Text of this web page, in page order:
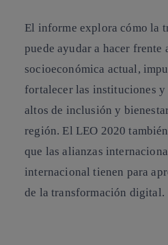
El informe explora cómo la
puede ayudar a hacer frente
socioeconómica actual,
fortalecer las instituciones y
altos de inclusión y
región. El LEO 2020
que las alianzas
internacional tienen para
de la transformación digital.